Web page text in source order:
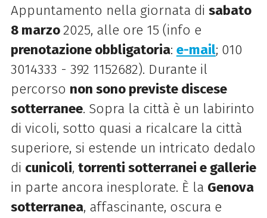
Appuntamento nella giornata di sabato
8 marzo2025, alle ore 15 (info e
prenotazione obbligatoria: e-mail; 010
3014333 - 392 1152682). Durante il
percorso non sono previste discese
sotterranee. Sopra la città è un labirinto
di vicoli, sotto quasi a ricalcare la città
superiore, si estende un intricato dedalo
di cunicoli, torrenti sotterranei e gallerie
in parte ancora inesplorate. È la Genova
sotterranea, affascinante, oscura e